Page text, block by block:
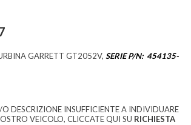
GARRETT GT2052V, SERIE P/N: 454135-
DESCRIZIONE INSUFFICIENTE A INDIVIDUARE
VEICOLO, CLICCATE QUI SU RICHIESTA